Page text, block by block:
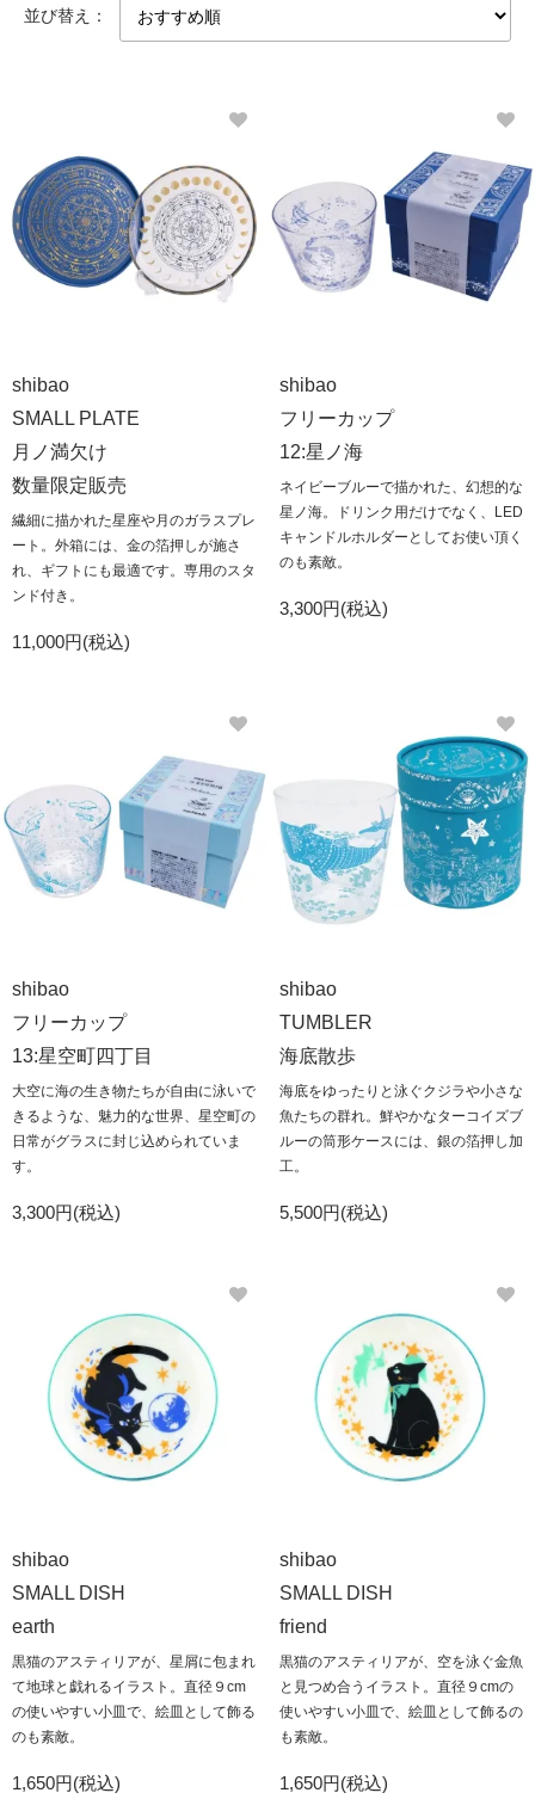
並び替え：
shibao
SMALL PLATE
月ノ満欠け
数量限定販売
繊細に描かれた星座や月のガラスプレ
ート。外箱には、金の箔押しが施さ
れ、ギフトにも最適です。専用のスタ
ンド付き。
11,000円(税込)
shibao
フリーカップ
12:星ノ海
ネイビーブルーで描かれた、幻想的な
星ノ海。ドリンク用だけでなく、LED
キャンドルホルダーとしてお使い頂く
のも素敵。
3,300円(税込)
shibao
フリーカップ
13:星空町四丁目
大空に海の生き物たちが自由に泳いで
きるような、魅力的な世界、星空町の
日常がグラスに封じ込められていま
す。
3,300円(税込)
shibao
TUMBLER
海底散歩
海底をゆったりと泳ぐクジラや小さな
魚たちの群れ。鮮やかなターコイズブ
ルーの筒形ケースには、銀の箔押し加
工。
5,500円(税込)
shibao
SMALL DISH
earth
黒猫のアスティリアが、星屑に包まれ
て地球と戯れるイラスト。直径９cm
の使いやすい小皿で、絵皿として飾る
のも素敵。
1,650円(税込)
shibao
SMALL DISH
friend
黒猫のアスティリアが、空を泳ぐ金魚
と見つめ合うイラスト。直径９cmの
使いやすい小皿で、絵皿として飾るの
も素敵。
1,650円(税込)